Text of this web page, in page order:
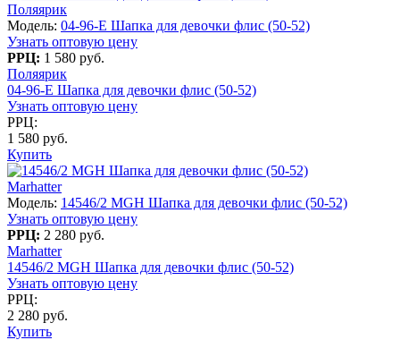
Поляярик
Модель: 04-96-E Шапка для девочки флис (50-52)
Узнать оптовую цену
РРЦ: 1 580 руб.
Поляярик
04-96-E Шапка для девочки флис (50-52)
Узнать оптовую цену
РРЦ:
1 580 руб.
Купить
Marhatter
Модель: 14546/2 MGH Шапка для девочки флис (50-52)
Узнать оптовую цену
РРЦ: 2 280 руб.
Marhatter
14546/2 MGH Шапка для девочки флис (50-52)
Узнать оптовую цену
РРЦ:
2 280 руб.
Купить